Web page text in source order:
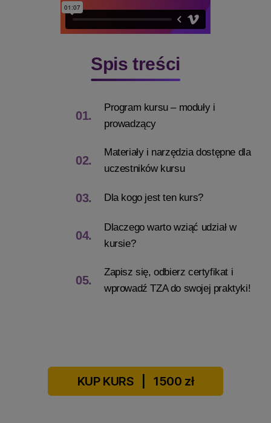
Spis treści
01.
Program kursu – moduły i
prowadzący
02.
Materiały i narzędzia dostępne dla
uczestników kursu
03. Dla kogo jest ten kurs?
04.
Dlaczego warto wziąć udział w
kursie?
05.
Zapisz się, odbierz certyfikat i
wprowadź TZA do swojej praktyki!
KUP KURS 1500 zł